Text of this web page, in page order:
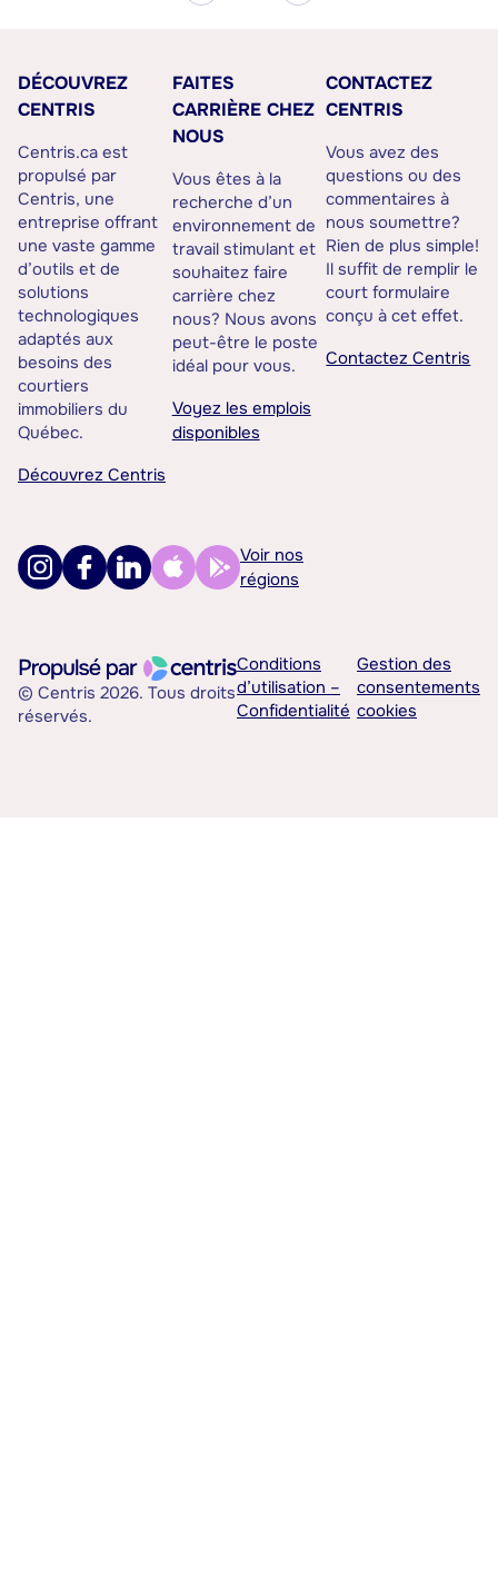
DÉCOUVREZ
CENTRIS
Centris.ca est
propulsé par
Centris, une
entreprise offrant
une vaste gamme
d’outils et de
solutions
technologiques
adaptés aux
besoins des
courtiers
immobiliers du
Québec.
Découvrez Centris
FAITES
CARRIÈRE CHEZ
NOUS
Vous êtes à la
recherche d’un
environnement de
travail stimulant et
souhaitez faire
carrière chez
nous? Nous avons
peut-être le poste
idéal pour vous.
Voyez les emplois
disponibles
CONTACTEZ
CENTRIS
Vous avez des
questions ou des
commentaires à
nous soumettre?
Rien de plus simple!
Il suffit de remplir le
court formulaire
conçu à cet effet.
Contactez Centris
Voir nos
régions
© Centris 2026. Tous droits
réservés.
Conditions
d’utilisation –
Confidentialité
Gestion des
consentements
cookies